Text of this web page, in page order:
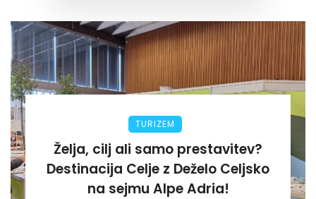
TURIZEM
Želja, cilj ali samo prestavitev?
Destinacija Celje z Deželo Celjsko
na sejmu Alpe Adria!